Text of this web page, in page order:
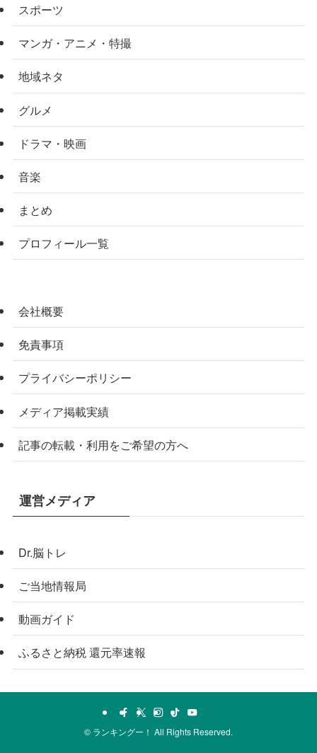
スポーツ
マンガ・アニメ・特撮
地域ネタ
グルメ
ドラマ・映画
音楽
まとめ
プロフィール一覧
会社概要
免責事項
プライバシーポリシー
メディア掲載実績
記事の転載・利用をご希望の方へ
運営メディア
Dr.脳トレ
ご当地情報局
動画ガイド
ふるさと納税 還元率速報
© ランキングー！ All Rights Reserved.